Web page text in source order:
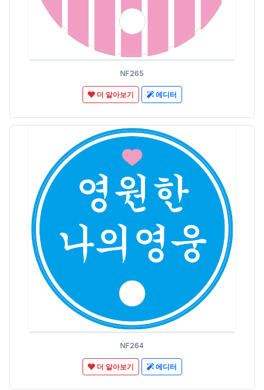
NF265
더 알아보기 에디터
NF264
더 알아보기 에디터